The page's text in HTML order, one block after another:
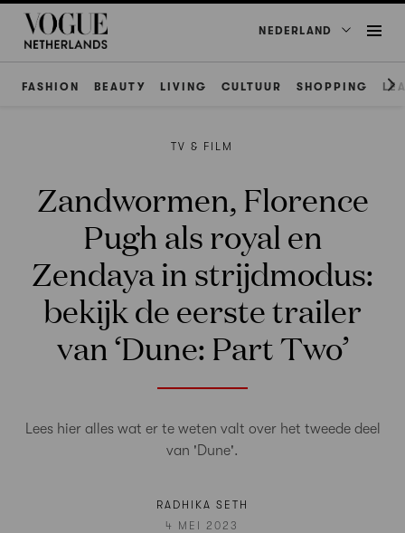
NEDERLAND
FASHION BEAUTY LIVING CULTUUR SHOPPING
TV & FILM
Zandwormen, Florence
Pugh als royal en
Zendaya in strijdmodus:
bekijk de eerste trailer
van ‘Dune: Part Two’
Lees hier alles wat er te weten valt over het tweede deel
van 'Dune'.
RADHIKA SETH
4 MEI 2023